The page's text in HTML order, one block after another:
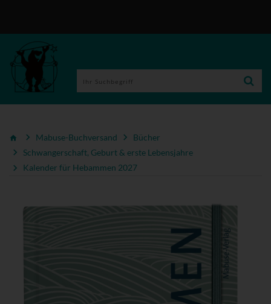
Mabuse-Buchversand
Bücher
Schwangerschaft, Geburt & erste Lebensjahre
Kalender für Hebammen 2027